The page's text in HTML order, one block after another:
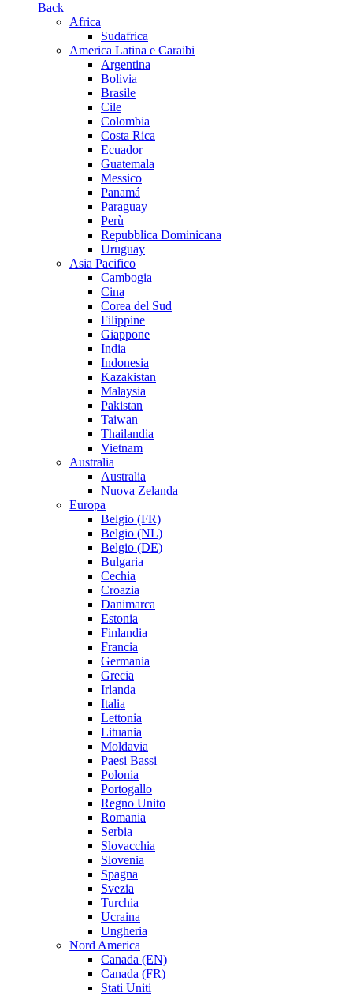
Back
Africa
Sudafrica
America Latina e Caraibi
Argentina
Bolivia
Brasile
Cile
Colombia
Costa Rica
Ecuador
Guatemala
Messico
Panamá
Paraguay
Perù
Repubblica Dominicana
Uruguay
Asia Pacifico
Cambogia
Cina
Corea del Sud
Filippine
Giappone
India
Indonesia
Kazakistan
Malaysia
Pakistan
Taiwan
Thailandia
Vietnam
Australia
Australia
Nuova Zelanda
Europa
Belgio (FR)
Belgio (NL)
Belgio (DE)
Bulgaria
Cechia
Croazia
Danimarca
Estonia
Finlandia
Francia
Germania
Grecia
Irlanda
Italia
Lettonia
Lituania
Moldavia
Paesi Bassi
Polonia
Portogallo
Regno Unito
Romania
Serbia
Slovacchia
Slovenia
Spagna
Svezia
Turchia
Ucraina
Ungheria
Nord America
Canada (EN)
Canada (FR)
Stati Uniti